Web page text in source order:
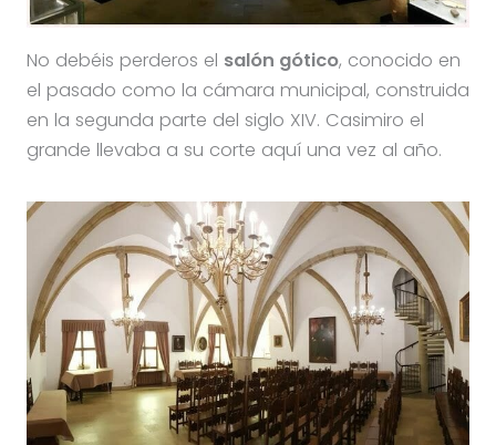
No debéis perderos el salón gótico, conocido en
el pasado como la cámara municipal, construida
en la segunda parte del siglo XIV. Casimiro el
grande llevaba a su corte aquí una vez al año.